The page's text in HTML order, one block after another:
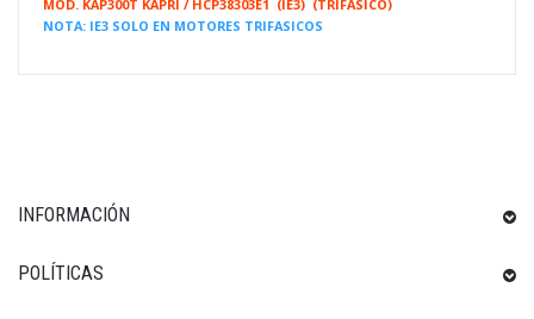
MOD. KAP300T KAPRI / HCP38303E1 (IE3) (TRIFASICO)
NOTA: IE3 SOLO EN MOTORES TRIFASICOS
INFORMACIÓN
POLÍTICAS